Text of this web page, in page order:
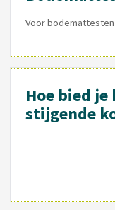
Voor bodemattesten
Hoe bied
stijgende